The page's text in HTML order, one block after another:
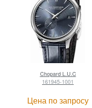
ChopardL.U.C
161945-1001
Цена по запросу